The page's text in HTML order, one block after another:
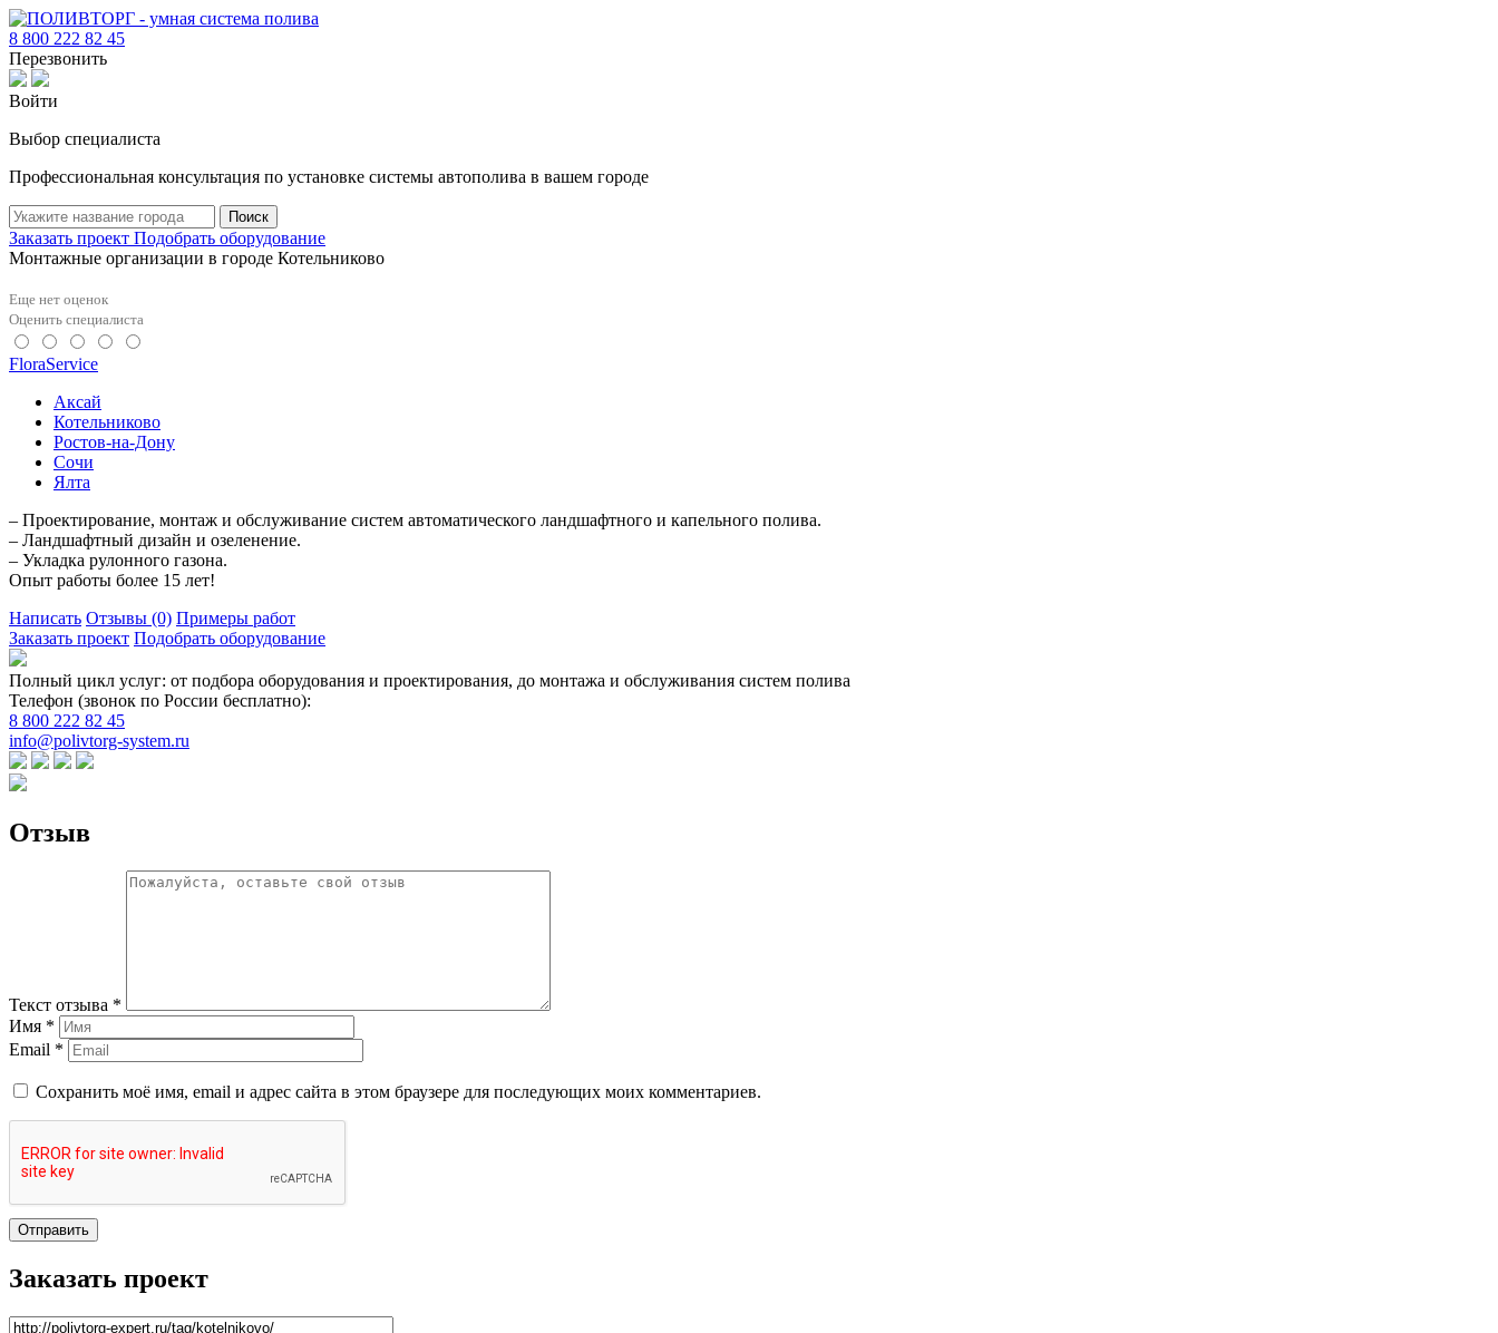
8 800 222 82 45
Перезвонить
Войти
Выбор специалиста
Профессиональная консультация по установке системы автополива в вашем городе
Поиск
Заказать проект Подобрать оборудование
Монтажные организации в городе Котельниково
Еще нет оценок
Оценить специалиста
FloraService
Аксай
Котельниково
Ростов-на-Дону
Сочи
Ялта
– Проектирование, монтаж и обслуживание систем автоматического ландшафтного и капельного полива.
– Ландшафтный дизайн и озеленение.
– Укладка рулонного газона.
Опыт работы более 15 лет!
Написать Отзывы (0) Примеры работ
Заказать проект Подобрать оборудование
Полный цикл услуг: от подбора оборудования и проектирования, до монтажа и обслуживания систем полива
Телефон (звонок по России бесплатно):
8 800 222 82 45
info@polivtorg-system.ru
Отзыв
Текст отзыва *
Имя *
Email *
Сохранить моё имя, email и адрес сайта в этом браузере для последующих моих комментариев.
Отправить
Заказать проект